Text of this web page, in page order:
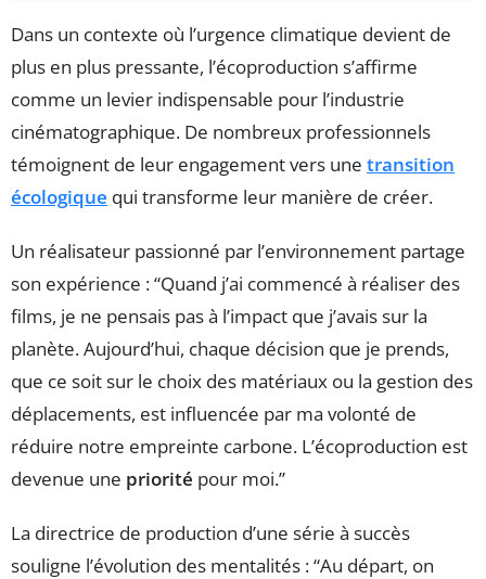
Dans un contexte où l’urgence climatique devient de
plus en plus pressante, l’écoproduction s’affirme
comme un levier indispensable pour l’industrie
cinématographique. De nombreux professionnels
témoignent de leur engagement vers une transition
écologique qui transforme leur manière de créer.
Un réalisateur passionné par l’environnement partage
son expérience : “Quand j’ai commencé à réaliser des
films, je ne pensais pas à l’impact que j’avais sur la
planète. Aujourd’hui, chaque décision que je prends,
que ce soit sur le choix des matériaux ou la gestion des
déplacements, est influencée par ma volonté de
réduire notre empreinte carbone. L’écoproduction est
devenue une priorité pour moi.”
La directrice de production d’une série à succès
souligne l’évolution des mentalités : “Au départ, on